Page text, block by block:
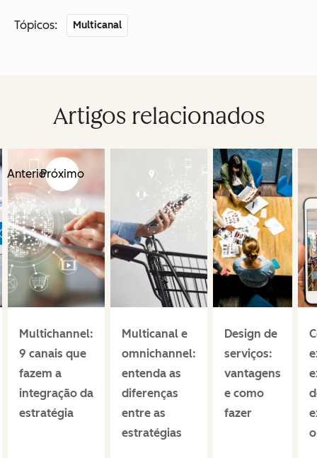
Tópicos: Multicanal
Artigos relacionados
AnteriorPróximo
Multichannel:
9 canais que
fazem a
integração da
estratégia
Multicanal e
omnichannel:
entenda as
diferenças
entre as
estratégias
Design de
serviços:
vantagens
e como
fazer